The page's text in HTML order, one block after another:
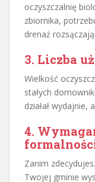
oczyszczalnię
zbiornika,
drenaż
3. Liczba
Wielkość
stałych
działał
4.
Zanim
Twojej gminie